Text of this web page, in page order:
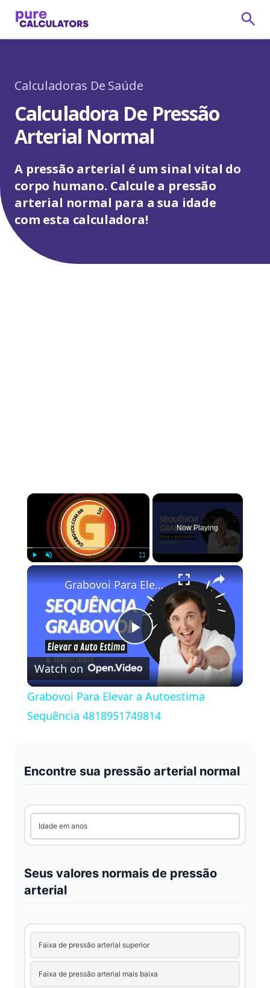
Calculadoras De Saúde
Calculadora De Pressão
Arterial Normal
A pressão arterial é um sinal vital do
corpo humano. Calcule a pressão
arterial normal para a sua idade
com esta calculadora!
×
Now Playing
×
P
l
a
o
Grabovoi Para Elevar a Autoestima Sequência 4818951749814
Watch on
Grabovoi Para Elevar a Autoestima
Sequência 4818951749814
Encontre sua pressão arterial normal
Idade em anos
Seus valores normais de pressão
arterial
Faixa de pressão arterial superior
Faixa de pressão arterial mais baixa